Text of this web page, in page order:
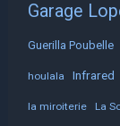
Garage
Guerilla Poubelle
houlala Infrared
la miroiterie La